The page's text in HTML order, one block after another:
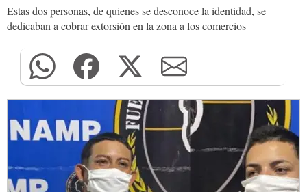
Estas dos personas, de quienes se desconoce la identidad, se
dedicaban a cobrar extorsión en la zona a los comercios